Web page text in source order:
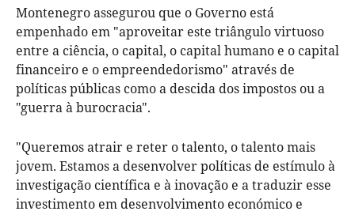
Montenegro assegurou que o Governo está
empenhado em "aproveitar este triângulo virtuoso
entre a ciência, o capital, o capital humano e o capital
financeiro e o empreendedorismo" através de
políticas públicas como a descida dos impostos ou a
"guerra à burocracia".
"Queremos atrair e reter o talento, o talento mais
jovem. Estamos a desenvolver políticas de estímulo à
investigação científica e à inovação e a traduzir esse
investimento em desenvolvimento económico e